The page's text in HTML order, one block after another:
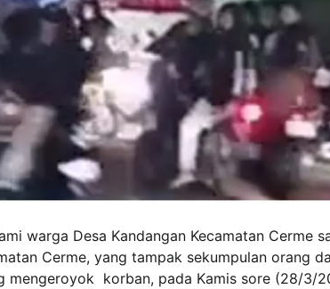
warga Desa Kandangan Kecamatan Cerme
Cerme, yang tampak sekumpulan orang
korban, pada Kamis sore (28/3/